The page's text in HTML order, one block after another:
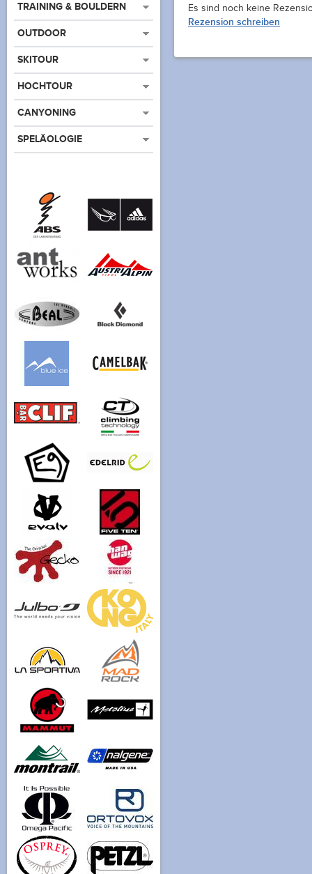
TRAINING & BOULDERN
OUTDOOR
SKITOUR
HOCHTOUR
CANYONING
SPELÄOLOGIE
Es sind noch keine
Rezension schreiben